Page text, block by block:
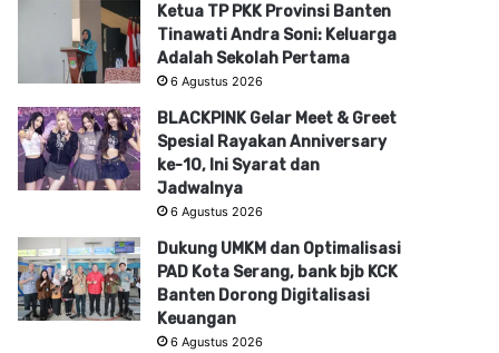
Ketua TP PKK Provinsi Banten
Tinawati Andra Soni: Keluarga
Adalah Sekolah Pertama
6 Agustus 2026
BLACKPINK Gelar Meet & Greet
Spesial Rayakan Anniversary
ke-10, Ini Syarat dan
Jadwalnya
6 Agustus 2026
Dukung UMKM dan Optimalisasi
PAD Kota Serang, bank bjb KCK
Banten Dorong Digitalisasi
Keuangan
6 Agustus 2026